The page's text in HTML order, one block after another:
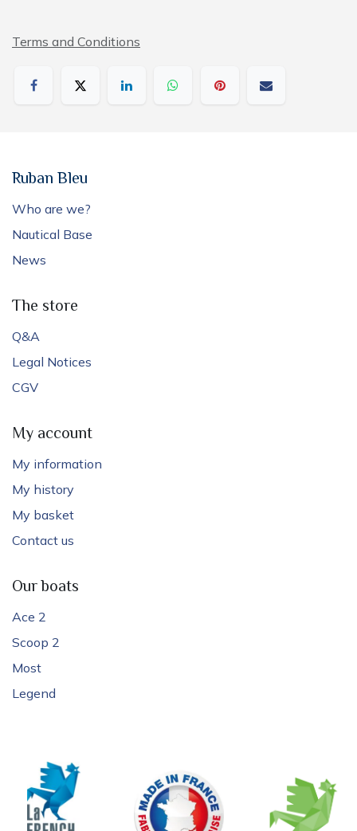
Terms and Conditions
Ruban Bleu
Who are we?
Nautical Base
News
The store
Q&A
Legal Notices
CGV
My account
My information
My history
My basket
Contact us
Our boats
Ace 2
Scoop 2
Most
Legend